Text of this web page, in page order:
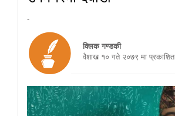
-
क्लिक गण्डकी
वैशाख १० गते २०७९ मा प्रकाशित